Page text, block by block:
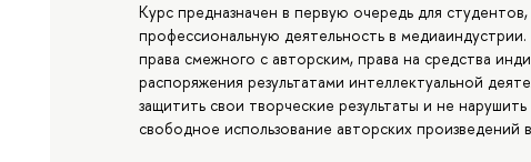
Курс предназначен в первую очередь для
профессиональную деятельность в
права смежного с авторским, права на средства
распоряжения результатами интеллектуальной
защитить свои творческие результаты и не
свободное использование авторских произведений